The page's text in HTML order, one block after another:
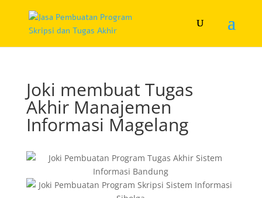
Joki membuat Tugas
Akhir Manajemen
Informasi Magelang